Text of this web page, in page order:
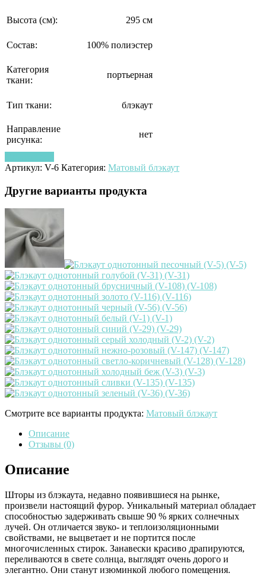
Высота (см): 295 см
Состав: 100% полиэстер
Категория
ткани:
портьерная
Тип ткани: блэкаут
Направление
рисунка:
нет
Артикул: V-6 Категория: Матовый блэкаут
Другие варианты продукта
Смотрите все варианты продукта: Матовый блэкаут
Описание
Отзывы (0)
Описание
Шторы из блэкаута, недавно появившиеся на рынке,
произвели настоящий фурор. Уникальный материал обладает
способностью задерживать свыше 90 % ярких солнечных
лучей. Он отличается звуко- и теплоизоляционными
свойствами, не выцветает и не портится после
многочисленных стирок. Занавески красиво драпируются,
переливаются в свете солнца, выглядят очень дорого и
элегантно. Они станут изюминкой любого помещения.